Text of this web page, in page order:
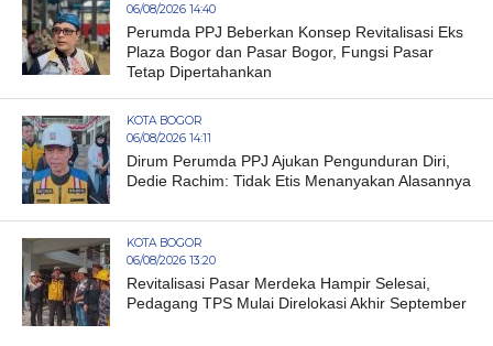
06/08/2026 14:40
Perumda PPJ Beberkan Konsep Revitalisasi Eks
Plaza Bogor dan Pasar Bogor, Fungsi Pasar
Tetap Dipertahankan
KOTA BOGOR
06/08/2026 14:11
Dirum Perumda PPJ Ajukan Pengunduran Diri,
Dedie Rachim: Tidak Etis Menanyakan Alasannya
KOTA BOGOR
06/08/2026 13:20
Revitalisasi Pasar Merdeka Hampir Selesai,
Pedagang TPS Mulai Direlokasi Akhir September